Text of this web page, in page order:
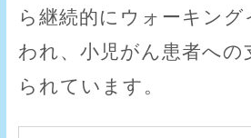
ら継続的にウォーキン
われ、小児がん患者への
られています。